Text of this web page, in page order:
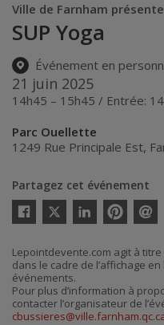
Ville de Farnham présente
SUP Yoga
Événement en
21 juin 2025
14h45 – 15h45 / Entrée:
Parc Ouellette
1249 Rue Principale Est,
Partagez cet événement
Twitter
courriel
Lepointdevente.com agit à
dans le cadre de l’affichage
événements.
Pour plus d’information à
contacter l’organisateur de